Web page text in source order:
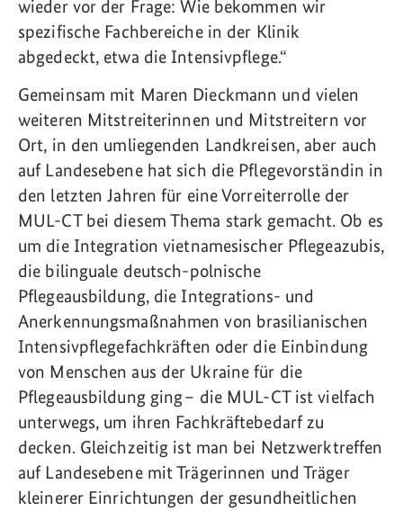
wieder vor der Frage: Wie bekommen wir
spezifische Fachbereiche in der Klinik
abgedeckt, etwa die Intensivpflege.“
Gemeinsam mit Maren Dieckmann und vielen
weiteren Mitstreiterinnen und Mitstreitern vor
Ort, in den umliegenden Landkreisen, aber auch
auf Landesebene hat sich die Pflegevorständin in
den letzten Jahren für eine Vorreiterrolle der
MUL-CT bei diesem Thema stark gemacht. Ob es
um die Integration vietnamesischer Pflegeazubis,
die bilinguale deutsch-polnische
Pflegeausbildung, die Integrations- und
Anerkennungsmaßnahmen von brasilianischen
Intensivpflegefachkräften oder die Einbindung
von Menschen aus der Ukraine für die
Pflegeausbildung ging – die MUL-CT ist vielfach
unterwegs, um ihren Fachkräftebedarf zu
decken. Gleichzeitig ist man bei Netzwerktreffen
auf Landesebene mit Trägerinnen und Träger
kleinerer Einrichtungen der gesundheitlichen